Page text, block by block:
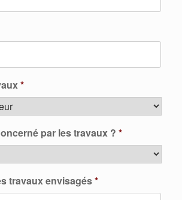
*
par les travaux ? *
travaux envisagés*